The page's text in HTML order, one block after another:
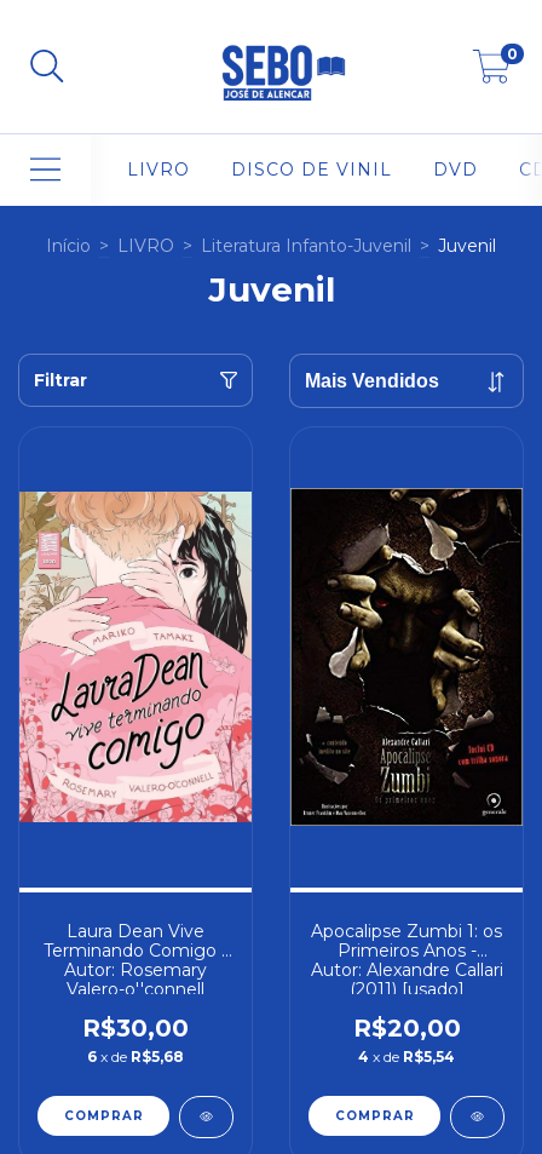
0
LIVRO DISCO DE VINIL DVD
Início > LIVRO > Literatura Infanto-Juvenil > Juvenil
Juvenil
Filtrar
Laura Dean Vive
Terminando Comigo -
Autor: Rosemary
Valero-o''connell
R$30,00
6 x de R$5,68
Apocalipse Zumbi 1: os
Primeiros Anos -
Autor: Alexandre Callari
(2011) [usado]
R$20,00
4 x de R$5,54